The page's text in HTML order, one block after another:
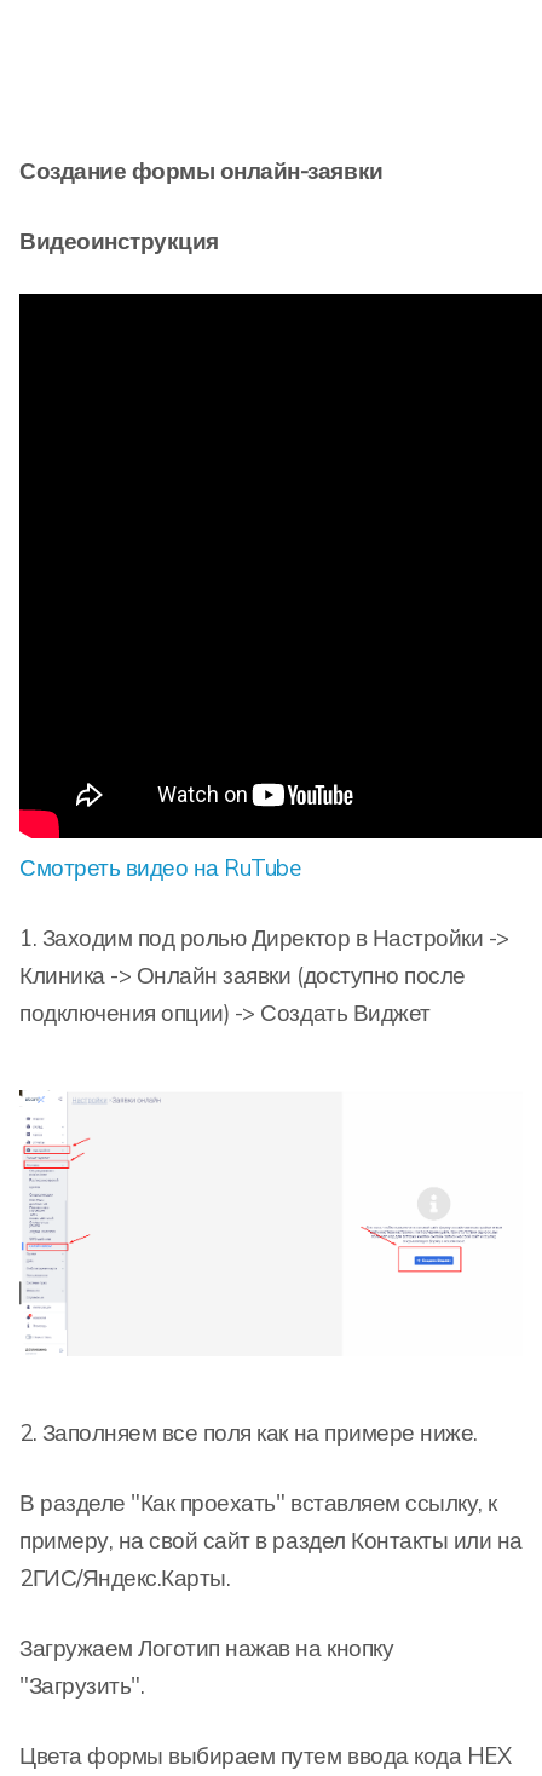
Создание формы онлайн-заявки
Видеоинструкция
Смотреть видео на RuTube
1. Заходим под ролью Директор в Настройки ->
Клиника -> Онлайн заявки (доступно после
подключения опции) -> Создать Виджет
2. Заполняем все поля как на примере ниже.
В разделе "Как проехать" вставляем ссылку, к
примеру, на свой сайт в раздел Контакты или на
2ГИС/Яндекс.Карты.
Загружаем Логотип нажав на кнопку
"Загрузить".
Цвета формы выбираем путем ввода кода HEX